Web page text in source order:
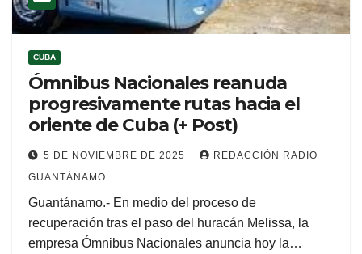
CUBA
Ómnibus Nacionales reanuda
progresivamente rutas hacia el
oriente de Cuba (+ Post)
5 DE NOVIEMBRE DE 2025
REDACCIÓN RADIO
GUANTÁNAMO
Guantánamo.- En medio del proceso de
recuperación tras el paso del huracán Melissa, la
empresa Ómnibus Nacionales anuncia hoy la…